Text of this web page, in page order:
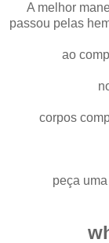
A melhor
passou pelas
ao
corpos
peça